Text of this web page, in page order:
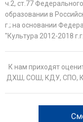
ч.2, ст.77
образовании в
г.; на основании
"Культура 2012-2018
К нам приходят
ДХШ, СОШ, КДУ, СПО,